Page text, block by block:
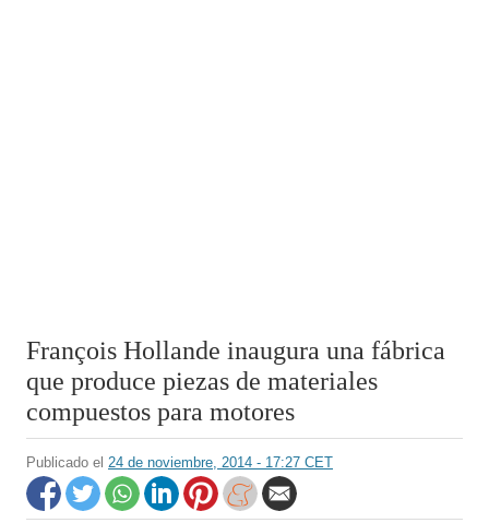
François Hollande inaugura una fábrica
que produce piezas de materiales
compuestos para motores
Publicado el 24 de noviembre, 2014 - 17:27 CET